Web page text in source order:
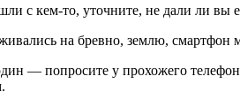
с кем-то, уточните, не дали ли вы
на бревно, землю, смартфон
— попросите у прохожего